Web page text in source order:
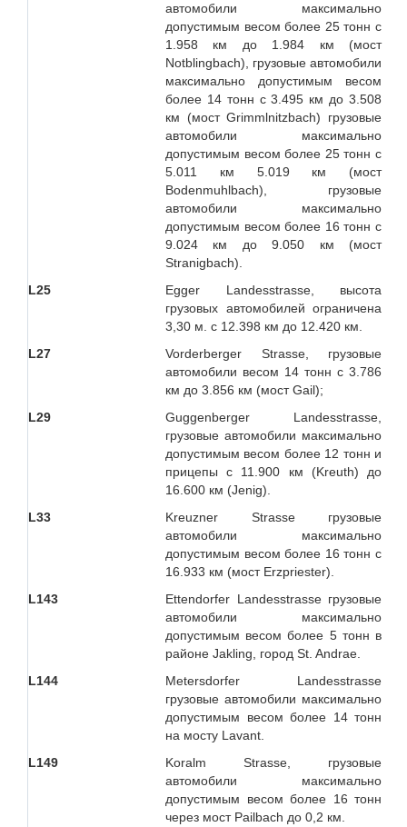
автомобили максимально
допустимым весом более 25 тонн с
1.958 км до 1.984 км (мост
Notblingbach), грузовые автомобили
максимально допустимым весом
более 14 тонн с 3.495 км до 3.508
км (мост Grimmlnitzbach) грузовые
автомобили максимально
допустимым весом более 25 тонн с
5.011 км 5.019 км (мост
Bodenmuhlbach), грузовые
автомобили максимально
допустимым весом более 16 тонн с
9.024 км до 9.050 км (мост
Stranigbach).
L25
Egger Landesstrasse, высота
грузовых автомобилей ограничена
3,30 м. с 12.398 км до 12.420 км.
L27
Vorderberger Strasse, грузовые
автомобили весом 14 тонн с 3.786
км до 3.856 км (мост Gail);
L29
Guggenberger Landesstrasse,
грузовые автомобили максимально
допустимым весом более 12 тонн и
прицепы с 11.900 км (Kreuth) до
16.600 км (Jenig).
L33
Kreuzner Strasse грузовые
автомобили максимально
допустимым весом более 16 тонн с
16.933 км (мост Erzpriester).
L143
Ettendorfer Landesstrasse грузовые
автомобили максимально
допустимым весом более 5 тонн в
районе Jakling, город St. Andrae.
L144
Metersdorfer Landesstrasse
грузовые автомобили максимально
допустимым весом более 14 тонн
на мосту Lavant.
L149
Koralm Strasse, грузовые
автомобили максимально
допустимым весом более 16 тонн
через мост Pailbach до 0,2 км.